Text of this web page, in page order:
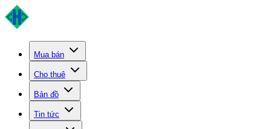
Mua bán
Cho thuê
Bản đồ
Tin tức